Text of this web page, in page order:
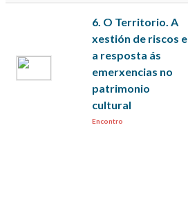
6. O Territorio. A
xestión de riscos e
a resposta ás
emerxencias no
patrimonio
cultural
Encontro